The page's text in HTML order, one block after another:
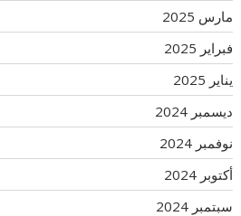
مارس 2025
فبراير 2025
يناير 2025
ديسمبر 2024
نوفمبر 2024
أكتوبر 2024
سبتمبر 2024